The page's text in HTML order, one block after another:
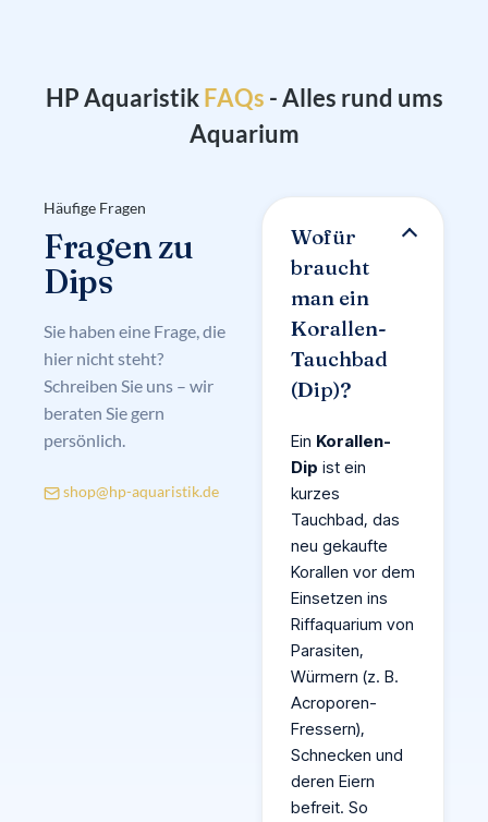
HP AquaristikF
- Alles rund ums
Aquarium
Häufige Fragen
Fragen zu
Dips
Sie haben eine Frage, die
hier nicht steht?
Schreiben Sie uns – wir
beraten Sie gern
persönlich.
shop@hp-aquaristik.de
Wofür
braucht
man ein
Korallen-
Tauchbad
(Dip)?
Ein Korallen-
Dip ist ein
kurzes
Tauchbad, das
neu gekaufte
Korallen vor dem
Einsetzen ins
Riffaquarium von
Parasiten,
Würmern (z. B.
Acroporen-
Fressern),
Schnecken und
deren Eiern
befreit. So